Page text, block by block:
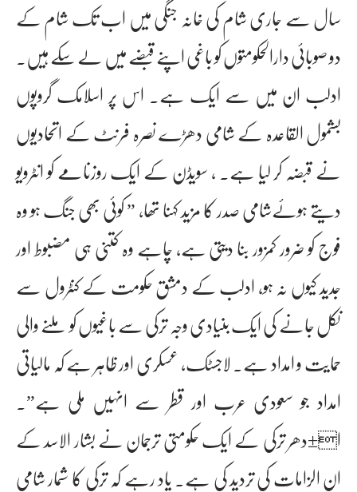
سال سے جاری شام کی خانہ جنگی میں اب تک شام کے
دو صوبائی دارالحکومتوں کو باغی اپنے قبضے میں لے سکے ہیں۔
ادلب ان میں سے ایک ہے۔ اس پر اسلامک گروپوں
بشمول القاعدہ کے شامی دھڑے نصرہ فرنٹ کے اتحادیوں
نے قبضہ کر لیا ہے۔ ، سویڈن کے ایک روزنامے کو انٹرویو
دیتے ہوئےشامی صدر کا مزید کہنا تھا، ” کوئی بھی جنگ ہو وہ
فوج کو ضرور کمزور بنا دیتی ہے، چاہے وہ کتنی ہی مضبوط اور
جدید کیوں نہ ہو، ادلب کے دمشق حکومت کے کنٹرول سے
نکل جانے کی ایک بنیادی وجہ ترکی سے باغیوں کو ملنے والی
حمایت و امداد ہے۔ لاجسٹک، عسکری اور ظاہر ہے کہ مالیاتی
امداد جو سعودی عرب اور قطر سے انہیں ملی ہے”۔
ا±دھر ترکی کے ایک حکومتی ترجمان نے بشار الاسد کے
ان الزامات کی تردید کی ہے۔ یاد رہے کہ ترکی کا شمار شامی